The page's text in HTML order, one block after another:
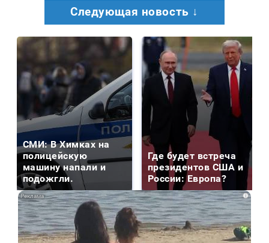
Следующая новость ↓
СМИ: В Химках на
полицейскую
машину напали и
подожгли.
Где будет встреча
президентов США и
России: Европа?
i